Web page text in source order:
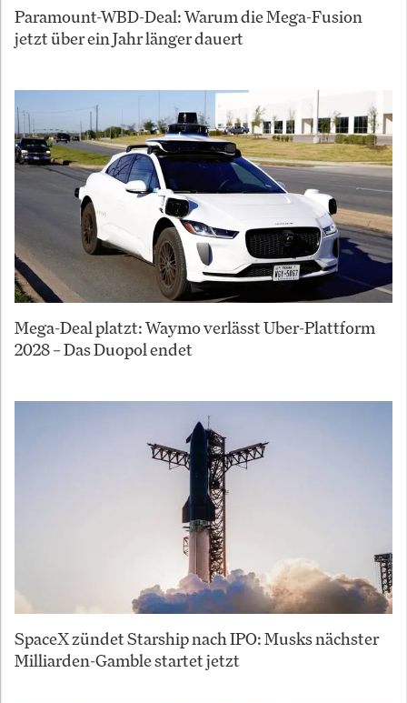
Paramount-WBD-Deal: Warum die Mega-Fusion
jetzt über ein Jahr länger dauert
Mega-Deal platzt: Waymo verlässt Uber-Plattform
2028 – Das Duopol endet
SpaceX zündet Starship nach IPO: Musks nächster
Milliarden-Gamble startet jetzt